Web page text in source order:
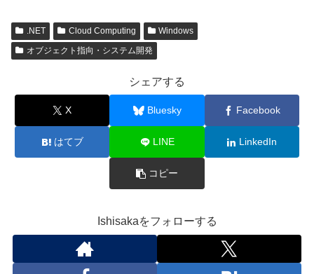
.NET Cloud Computing
Windows
オブジェクト指向・システム開発
シェアする
X Bluesky Facebook
はてブ LINE LinkedIn
コピー
Ishisakaをフォローする